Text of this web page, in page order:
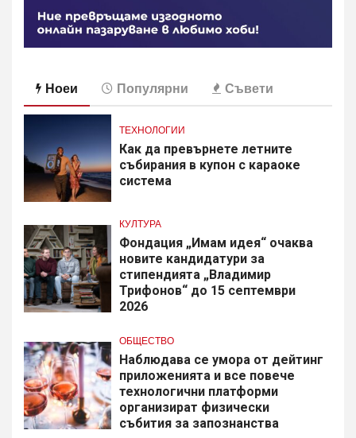
Ноеи Популярни Съвети
ТЕХНОЛОГИИ
Как да превърнете летните
събирания в купон с караоке
система
КУЛТУРА
Фондация „Имам идея“ очаква
новите кандидатури за
стипендията „Владимир
Трифонов“ до 15 септември
2026
ОБЩЕСТВО
Наблюдава се умора от дейтинг
приложенията и все повече
технологични платформи
организират физически
събития за запознанства